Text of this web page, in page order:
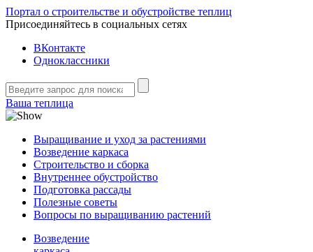
Портал о строительстве и обустройстве теплиц
Присоединяйтесь в социальных сетях
ВКонтакте
Одноклассники
Ваша теплица
Выращивание и уход за растениями
Возведение каркаса
Строительство и сборка
Внутреннее обустройство
Подготовка рассады
Полезные советы
Вопросы по выращиванию растений
Возведение